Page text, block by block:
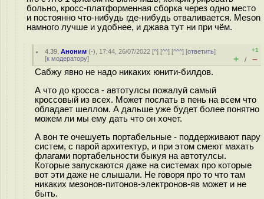
больно, кросс-платформенная сборка через одно место
и постоянно что-нибудь где-нибудь отваливается. Meson
намного лучше и удобнее, и джава тут ни при чём.
4.39 ,Аноним (-), 17:44, 26/07/2022 [^] [^^] [^^^] [ответить]
[к модератору]
+1
+ / –
Сабжу явно не надо никаких юнити-билдов.
А что до кросса - автотулсы пожалуй самый
кроссовый из всех. Может послать в пень на всем что
обладает шеллом. А дальше уже будет более понятно
можем ли мы ему дать что он хочет.
А вон те очешуеть портабельные - поддерживают пару
систем, с парой архитектур, и при этом смеют махать
флагами портабельности быкуя на автотулсы.
Которые запускаются даже на системах про которые
вот эти даже не слышали. Не говоря про то что там
никаких мезонов-питонов-электронов-яв может и не
быть.